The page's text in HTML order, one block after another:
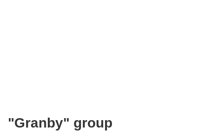
"Granby" group